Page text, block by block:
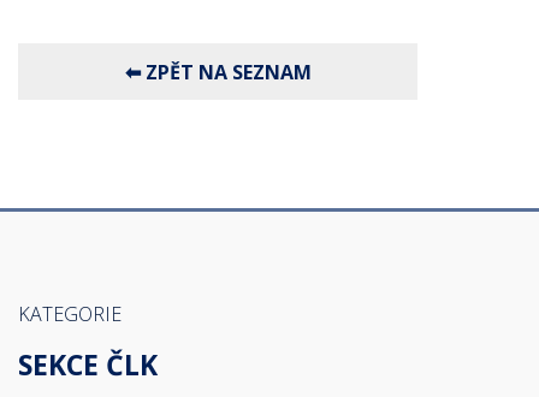
KATEGORIE
SEKCE ČLK